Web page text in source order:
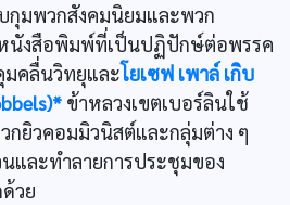
กุมพวกสังคมนิยมและพวก
นังสือพิมพ์ที่เป็นปฏิปักษ์ต่อพรรค
มคลื่นวิทยุและโยเซฟ เพาล์ เกิบ
ข้าหลวงเขตเบอร์ลินใช้
กยิวคอมมิวนิสต์และกลุ่มต่าง ๆ
นและทำลายการประชุมของ
วย